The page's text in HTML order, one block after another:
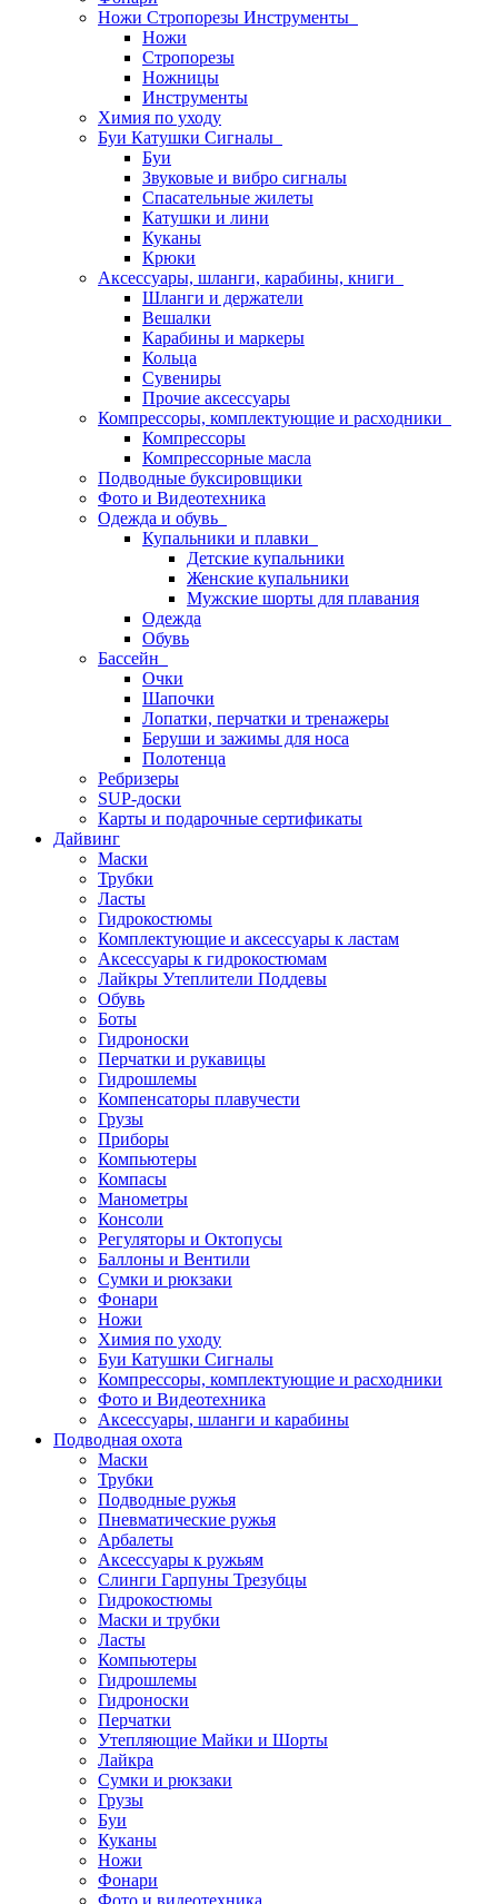
Ножи Стропорезы Инструменты
Ножи
Стропорезы
Ножницы
Инструменты
Химия по уходу
Буи Катушки Сигналы
Буи
Звуковые и вибро сигналы
Спасательные жилеты
Катушки и лини
Куканы
Крюки
Аксессуары, шланги, карабины, книги
Шланги и держатели
Вешалки
Карабины и маркеры
Кольца
Сувениры
Прочие аксессуары
Компрессоры, комплектующие и расходники
Компрессоры
Компрессорные масла
Подводные буксировщики
Фото и Видеотехника
Одежда и обувь
Купальники и плавки
Детские купальники
Женские купальники
Мужские шорты для плавания
Одежда
Обувь
Бассейн
Очки
Шапочки
Лопатки, перчатки и тренажеры
Беруши и зажимы для носа
Полотенца
Ребризеры
SUP-доски
Карты и подарочные сертификаты
Дайвинг
Маски
Трубки
Ласты
Гидрокостюмы
Комплектующие и аксессуары к ластам
Аксессуары к гидрокостюмам
Лайкры Утеплители Поддевы
Обувь
Боты
Гидроноски
Перчатки и рукавицы
Гидрошлемы
Компенсаторы плавучести
Грузы
Приборы
Компьютеры
Компасы
Манометры
Консоли
Регуляторы и Октопусы
Баллоны и Вентили
Сумки и рюкзаки
Фонари
Ножи
Химия по уходу
Буи Катушки Сигналы
Компрессоры, комплектующие и расходники
Фото и Видеотехника
Аксессуары, шланги и карабины
Подводная охота
Маски
Трубки
Подводные ружья
Пневматические ружья
Арбалеты
Аксессуары к ружьям
Слинги Гарпуны Трезубцы
Гидрокостюмы
Маски и трубки
Ласты
Компьютеры
Гидрошлемы
Гидроноски
Перчатки
Утепляющие Майки и Шорты
Лайкра
Сумки и рюкзаки
Грузы
Буи
Куканы
Ножи
Фонари
Фото и видеотехника